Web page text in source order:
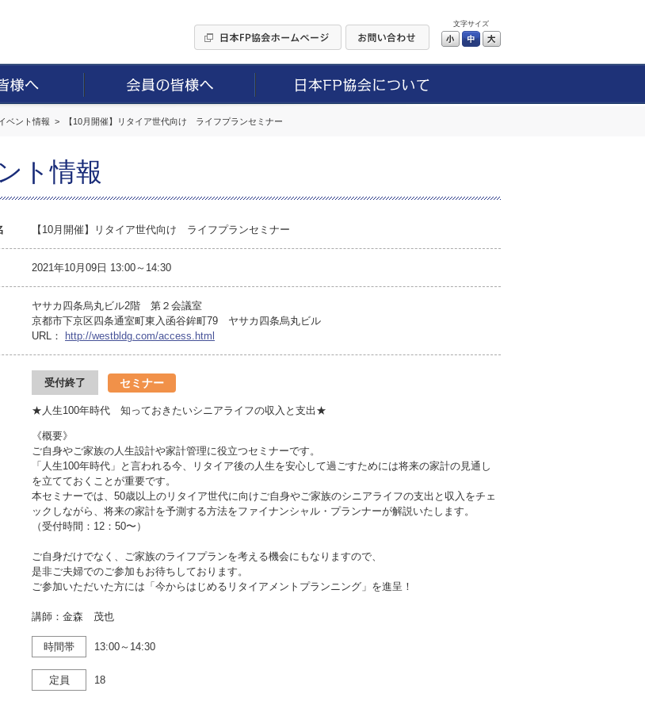
文字サイズ
小 中
ベント情報 【10月開催】リタイア世代向け ライフプランセミナー
ト情報
【10月開催】リタイア世代向け ライフプランセミナー
2021年10月09日 13:00～14:30
ヤサカ四条烏丸ビル2階 第２会議室
京都市下京区四条通室町東入函谷鉾町79 ヤサカ四条烏丸ビル
URL：
http://westbldg.com/access.html
受付終了 セミナー
★人生100年時代 知っておきたいシニアライフの収入と支出★
《概要》
ご自身やご家族の人生設計や家計管理に役立つセミナーです。
「人生100年時代」と言われる今、リタイア後の人生を安心して過ごすためには将来の家計の見通し
を立てておくことが重要です。
本セミナーでは、50歳以上のリタイア世代に向けご自身やご家族のシニアライフの支出と収入をチェ
ックしながら、将来の家計を予測する方法をファイナンシャル・プランナーが解説いたします。
（受付時間：12：50〜）
ご自身だけでなく、ご家族のライフプランを考える機会にもなりますので、
是非ご夫婦でのご参加もお待ちしております。
ご参加いただいた方には「今からはじめるリタイアメントプランニング」を進呈！
講師：金森 茂也
時間帯 13:00～14:30
定員 18